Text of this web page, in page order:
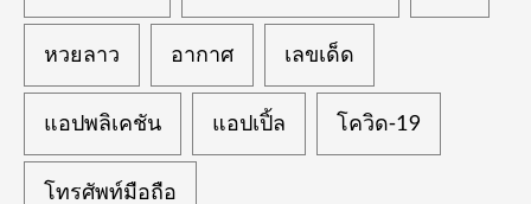
หวยลาว อากาศ เลขเด็ด
แอปพลิเคชัน แอปเปิ้ล โควิด-19
โทรศัพท์มือถือ